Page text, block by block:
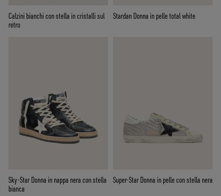
Calzini bianchi con stella in cristalli sul
retro
Stardan Donna in pelle total white
Sky-Star Donna in nappa nera con stella
bianca
Super-Star Donna in pelle con stella nera